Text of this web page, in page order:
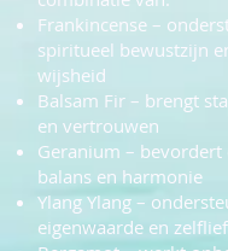
Frankincense –
spiritueel bewustzijn
wijsheid
Balsam Fir – brengt
en vertrouwen
Geranium –
balans en harmonie
Ylang Ylang –
eigenwaarde en